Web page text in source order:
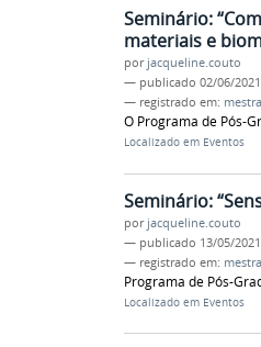
Seminário:
materiais e
por jacqueline.couto
— publicado 02/06/2021
— registrado em:
O Programa de Pós-
Localizado em Eventos
Seminário:
por jacqueline.couto
— publicado 13/05/2021
— registrado em:
Programa de Pós-
Localizado em Eventos